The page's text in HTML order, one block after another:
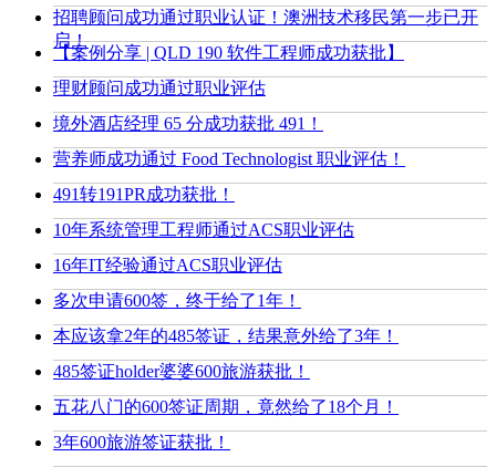
招聘顾问成功通过职业认证！澳洲技术移民第一步已开
启！
【案例分享 | QLD 190 软件工程师成功获批】
理财顾问成功通过职业评估
境外酒店经理 65 分成功获批 491！
营养师成功通过 Food Technologist 职业评估！
491转191PR成功获批！
10年系统管理工程师通过ACS职业评估
16年IT经验通过ACS职业评估
多次申请600签，终于给了1年！
本应该拿2年的485签证，结果意外给了3年！
485签证holder婆婆600旅游获批！
五花八门的600签证周期，竟然给了18个月！
3年600旅游签证获批！